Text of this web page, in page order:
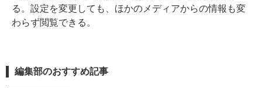
る。設定を変更しても、ほかのメディアからの情報も変
わらず閲覧できる。
編集部のおすすめ記事